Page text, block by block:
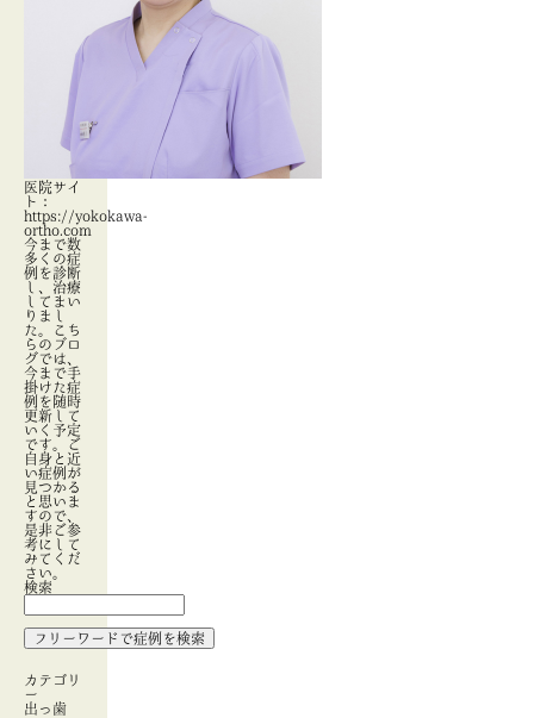
医院サイ
ト：
https://yokokawa-
ortho.com
今まで数
多くの症
例を診断
し、治療
してまい
りまし
た。こち
らのブロ
グでは、
今まで手
掛けた症
例を随時
更新して
いく予定
です。ご
自身と近
い症例が
見つかる
と思いま
すので、
是非ご参
考にして
みてくだ
さい。
検索
カテゴリ
ー
出っ歯